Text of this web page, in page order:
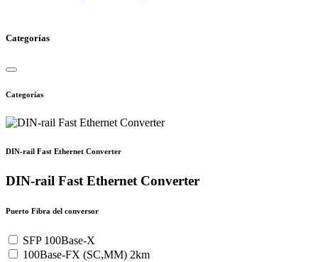
Categorías
Categorías
DIN-rail Fast Ethernet Converter
DIN-rail Fast Ethernet Converter
Puerto Fibra del conversor
SFP 100Base-X
100Base-FX (SC,MM) 2km